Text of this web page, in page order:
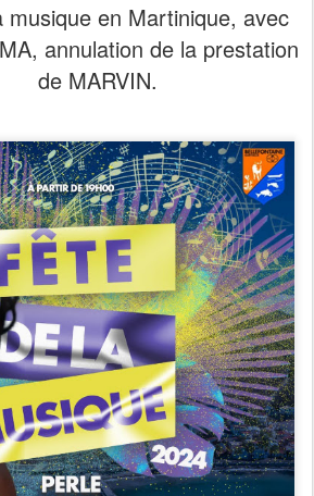
musique en Martinique, avec
annulation de la prestation
de MARVIN.